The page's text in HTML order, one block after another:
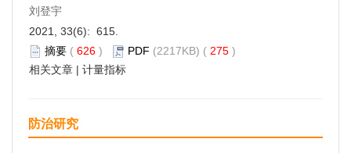
刘登宇
2021, 33(6): 615.
摘要 ( 626 ) PDF (2217KB) ( 275 )
相关文章 | 计量指标
防治研究